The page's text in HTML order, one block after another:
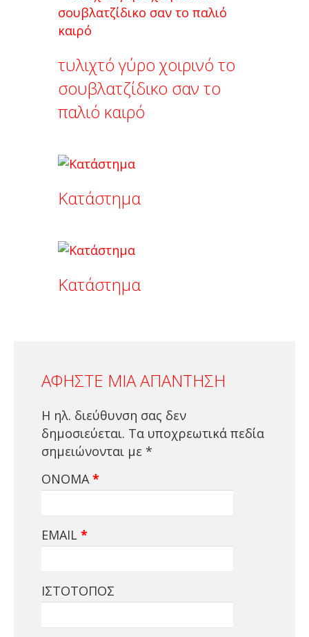
τυλιχτό γύρο χοιρινό το
σουβλατζίδικο σαν το
παλιό καιρό
Κατάστημα
Κατάστημα
ΑΦΉΣΤΕ ΜΙΑ ΑΠΆΝΤΗΣΗ
Η ηλ. διεύθυνση σας δεν
δημοσιεύεται. Τα υποχρεωτικά πεδία
σημειώνονται με *
ΌΝΟΜΑ *
EMAIL *
ΙΣΤΌΤΟΠΟΣ